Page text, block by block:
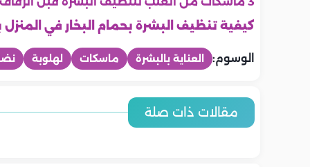
كيفية تنظيف البشرة بحمام البخار في
الوسوم: العناية بالبشرة ماسكات لهلوبة
مقالات ذات صلة
6 طرق آمنة لتفتيح الرقبة وتوحيد
لون البشرة
6 نصائح لتقليل مظهر المسام
الواسعة بدون علاجات مكلفة
منتجات
جمال
روتين أسبوعي لعلاج الشعر المتعب